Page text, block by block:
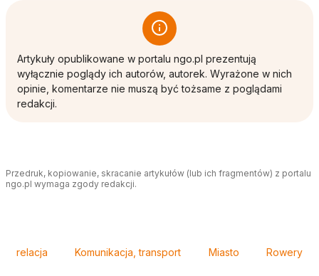
Artykuły opublikowane w portalu ngo.pl prezentują
wyłącznie poglądy ich autorów, autorek. Wyrażone w nich
opinie, komentarze nie muszą być tożsame z poglądami
redakcji.
Przedruk, kopiowanie, skracanie artykułów (lub ich fragmentów) z portalu
ngo.pl wymaga zgody redakcji.
relacja Komunikacja, transport Miasto Rowery